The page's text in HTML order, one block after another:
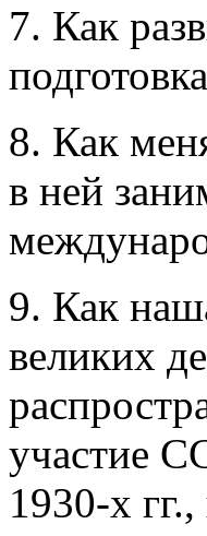
7. Как
8. Как
в ней
9. Как
великих
участие
1930-х